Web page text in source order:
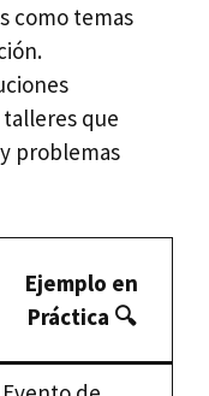
como temas
que
problemas
Ejemplo en
Práctica 🔍